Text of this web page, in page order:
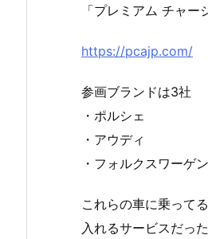
「プレミアム チャー
https://pcajp.com/
参画ブランドは3社
・ポルシェ
・アウディ
・フォルクスワーゲン
これらの車に乗ってる
入れるサービスだっ